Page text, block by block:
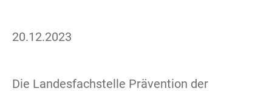
20.12.2023
Die Landesfachstelle Prävention der